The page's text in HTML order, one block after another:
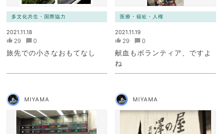
多文化共生・国際協力
2021.11.18
29 0
旅先での小さなおもてなし
医療・福祉・人権
2021.11.19
29 0
献血もボランティア、ですよ
ね
MIYAMA MIYAMA